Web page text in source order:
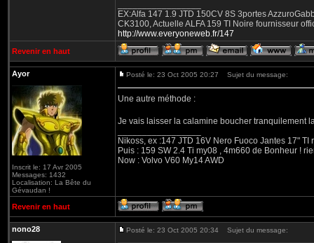
EX:Alfa 147 1.9 JTD 150CV 8S 3portes
CK3100, Actuelle ALFA 159 TI Noire fournisseur
http://www.everyoneweb.fr/147
Revenir en haut
Ayor
Inscrit le: 17 Avr 2005
Messages: 1432
Localisation: La Bête du
Gévaudan !
Posté le: 23 Oct 2005 20:27 Sujet du message:
Une autre méthode :
Je vais laisser la calamine boucher tranquilement
Nikoss, ex :147 JTD 16V Nero Fuoco Jantes 17"
Puis : 159 SW 2.4 Ti my08 , 4m660 de Bonheur !
Now : Volvo V60 My14 AWD
Revenir en haut
nono28 Posté le: 23 Oct 2005 20:34 Sujet du message: